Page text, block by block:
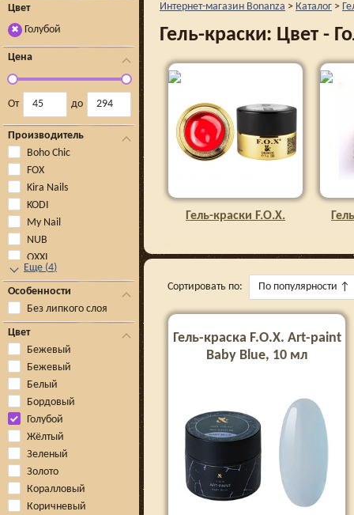
Цвет
✖ Голубой
Цена
От до
Производитель
Boho Chic
FOX
Kira Nails
KODI
My Nail
NUB
OXXI
Еще (4)
Особенности
Без липкого слоя
Цвет
Бежевый
Бежевый
Белый
Бордовый
Голубой
Жёлтый
Зеленый
Золото
Коралловый
Коричневый
Интернет-магазин Bonanza > Каталог >
Гель-краски: Цвет -
Гель-краски F.O.X.
Сортировать по: По популярности ↑
Гель-краска F.O.X. Art-paint
Baby Blue, 10 мл